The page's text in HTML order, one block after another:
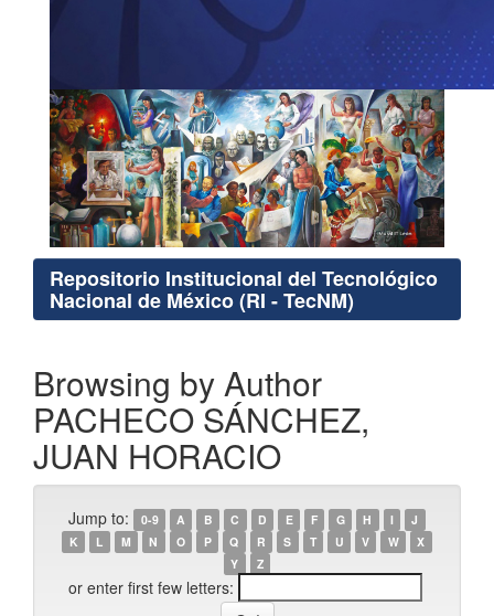
Repositorio Institucional del Tecnológico
Nacional de México (RI - TecNM)
Browsing by Author
PACHECO SÁNCHEZ,
JUAN HORACIO
Jump to: 0-9 A B C D E F G H I
J
K
L M N O P Q R S T U V W
X
Y
Z
or enter first few letters: